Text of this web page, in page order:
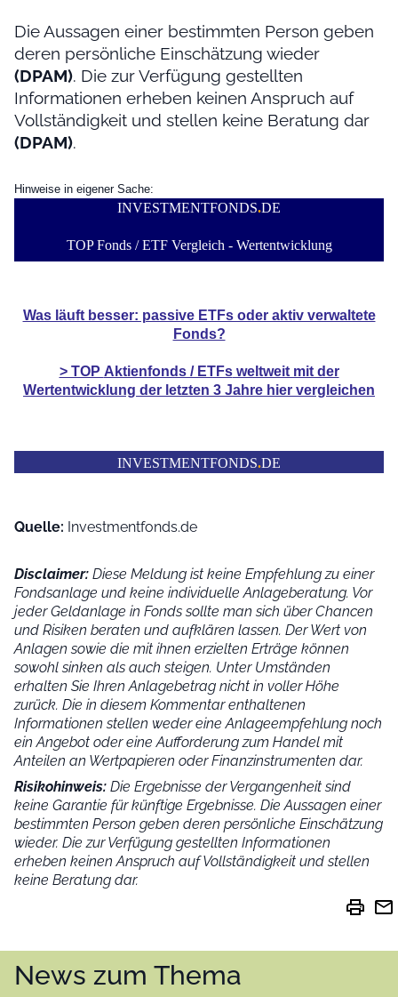
Die Aussagen einer bestimmten Person geben
deren persönliche Einschätzung wieder
(DPAM). Die zur Verfügung gestellten
Informationen erheben keinen Anspruch auf
Vollständigkeit und stellen keine Beratung dar
(DPAM).
Hinweise in eigener Sache:
INVESTMENTFONDS.DE
TOP Fonds / ETF Vergleich - Wertentwicklung
Was läuft besser: passive ETFs oder aktiv verwaltete
Fonds?
> TOP Aktienfonds / ETFsweltweit mit der
Wertentwicklung der letzten 3 Jahre hier vergleichen
INVESTMENTFONDS.DE
Quelle: Investmentfonds.de
Disclaimer: Diese Meldung ist keine Empfehlung zu einer
Fondsanlage und keine individuelle Anlageberatung. Vor
jeder Geldanlage in Fonds sollte man sich über Chancen
und Risiken beraten und aufklären lassen. Der Wert von
Anlagen sowie die mit ihnen erzielten Erträge können
sowohl sinken als auch steigen. Unter Umständen
erhalten Sie Ihren Anlagebetrag nicht in voller Höhe
zurück. Die in diesem Kommentar enthaltenen
Informationen stellen weder eine Anlageempfehlung noch
ein Angebot oder eine Aufforderung zum Handel mit
Anteilen an Wertpapieren oder Finanzinstrumenten dar.
Risikohinweis: Die Ergebnisse der Vergangenheit sind
keine Garantie für künftige Ergebnisse. Die Aussagen einer
bestimmten Person geben deren persönliche Einschätzung
wieder. Die zur Verfügung gestellten Informationen
erheben keinen Anspruch auf Vollständigkeit und stellen
keine Beratung dar.
print mail
News zum Thema